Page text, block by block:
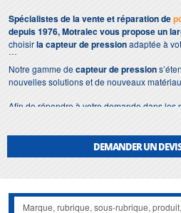
Spécialistes de la vente et réparation de
depuis 1976, Motralec vous propose un
choisirla capteur de pressionadaptée à
Notre gamme decapteur de pression
nouvelles solutions et de nouveaux
Afin de répondre à votre demande dans les
met également à votre disposition
maintenance decapteur de pression.
contraintes sont un gage d'efficacité, et
de vos installations decapteur de pression.
DEMANDER UN